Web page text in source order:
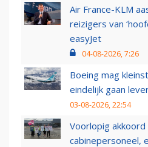
Air France-KLM
reizigers van
easyJet
04-08-2026, 7:26
Boeing mag
eindelijk gaan
03-08-2026, 22:54
Voorlopig
cabinepersoneel,